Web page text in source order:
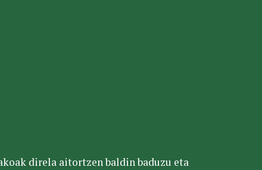
direla aitortzen baldin baduzu eta